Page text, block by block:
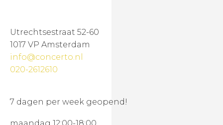
Utrechtsestraat 52-60
1017 VP Amsterdam
info@concerto.nl
020-2612610
7 dagen per week geopend!